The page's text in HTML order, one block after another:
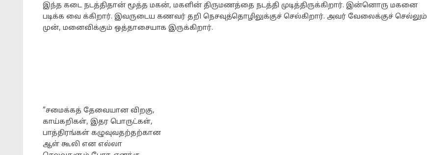
இந்த கடை நடத்திதான் மூத்த மகன், மகளின் திருமணத்தை நடத்தி முடித்திருக்கிறார். இன்னொரு மகனை
படிக்க வை க்கிறார். இவருடைய கணவர் தறி நெசவுத்தொழிலுக்குச் செல்கிறார். அவர் வேலைக்குச் செல்லும்
முன், மனைவிக்கும் ஒத்தாசையாக இருக்கிறார்.
”சமைக்கத் தேவையான விறகு,
காய்கறிகள், இதர பொருட்கள்,
பாத்திரங்கள் கழுவுவதற்தற்கான
ஆள் கூலி என எல்லா